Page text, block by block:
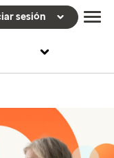
sesión